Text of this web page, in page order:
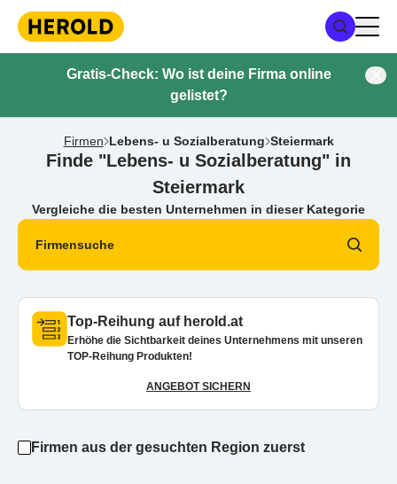
Gratis-Check: Wo ist deine Firma online
gelistet?
Firmen Lebens- u Sozialberatung Steiermark
Finde "Lebens- u Sozialberatung" in
Steiermark
Vergleiche die besten Unternehmen in dieser Kategorie
Firmensuche
Top-Reihung auf herold.at
Erhöhe die Sichtbarkeit deines Unternehmens mit unseren
TOP-Reihung Produkten!
ANGEBOT SICHERN
Firmen aus der gesuchten Region zuerst